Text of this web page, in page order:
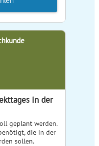
in der
geplant werden.
die in der
sollen.